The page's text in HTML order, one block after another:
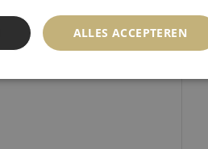
ALLES ACCEPTEREN